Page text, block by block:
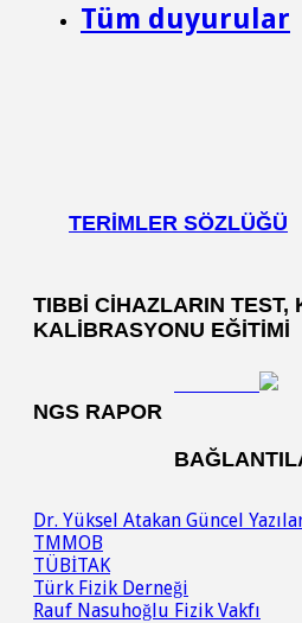
Tüm duyurular
TERIMLER SÖZLÜĞÜ
TIBBI CIHAZLARIN TEST,
KALIBRASYONU EĞITIMI
NGS RAPOR
Dr. Yüksel Atakan Güncel
TMMOB
TÜBİTAK
Türk Fizik Derneği
Rauf Nasuhoğlu Fizik Vakfı